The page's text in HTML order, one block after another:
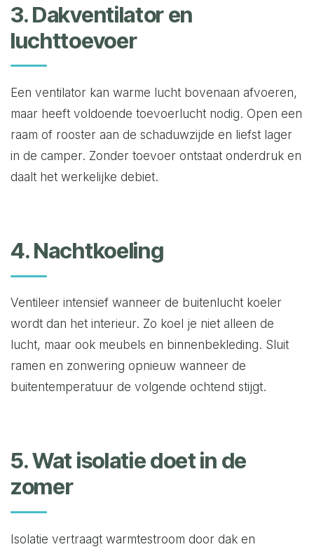
3. Dakventilator en
luchttoevoer
Een ventilator kan warme lucht bovenaan afvoeren,
maar heeft voldoende toevoerlucht nodig. Open een
raam of rooster aan de schaduwzijde en liefst lager
in de camper. Zonder toevoer ontstaat onderdruk en
daalt het werkelijke debiet.
4. Nachtkoeling
Ventileer intensief wanneer de buitenlucht koeler
wordt dan het interieur. Zo koel je niet alleen de
lucht, maar ook meubels en binnenbekleding. Sluit
ramen en zonwering opnieuw wanneer de
buitentemperatuur de volgende ochtend stijgt.
5. Wat isolatie doet in de
zomer
Isolatie vertraagt warmtestroom door dak en